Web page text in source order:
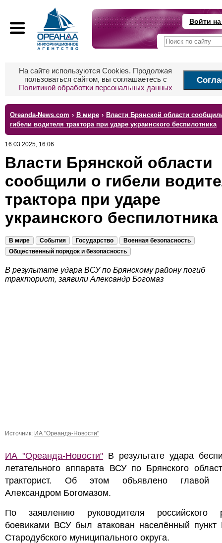
Войти
На сайте используются Cookies. Продолжая
пользоваться сайтом, вы соглашаетесь с
Политикой обработки персональных данных
Oreanda-News.com › В мире › Власти Брянской области
гибели водителя трактора при ударе украинского беспилотника
16.03.2025, 16:06
Власти Брянской области
сообщили о гибели
трактора при ударе
украинского беспилотника
В мире События Государство
Военная безопасность
Общественный порядок и безопасность
В результате удара ВСУ по Брянскому району погиб
тракторист, заявили Александр Богомаз
Источник: ИА "Ореанда-Новости"
ИА "Ореанда-Новости" В результате удара
летательного аппарата ВСУ по Брянского
тракторист. Об этом объявлено главой
Александром Богомазом.
По заявлению руководителя российского
боевиками ВСУ был атакован населённый пункт
Стародубского муниципального округа.